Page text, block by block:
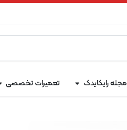
مجله رایکایدک تعمیرات تخصصی